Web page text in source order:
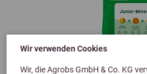
Wir verwenden Cookies
Wir, die Agrobs GmbH & Co. KG